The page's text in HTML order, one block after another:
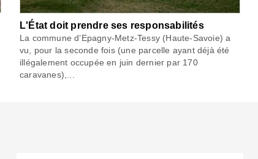
L'État doit prendre ses responsabilités
La commune d’Epagny-Metz-Tessy (Haute-Savoie) a
vu, pour la seconde fois (une parcelle ayant déjà été
illégalement occupée en juin dernier par 170
caravanes),...